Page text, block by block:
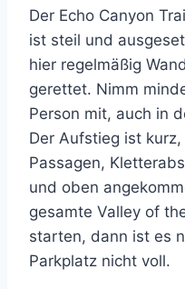
Der Echo Canyon
ist steil und
hier regelmäßig
gerettet. Nimm
Person mit, auch in
Der Aufstieg ist
Passagen,
und oben
gesamte Valley of
starten, dann ist es
Parkplatz nicht voll.